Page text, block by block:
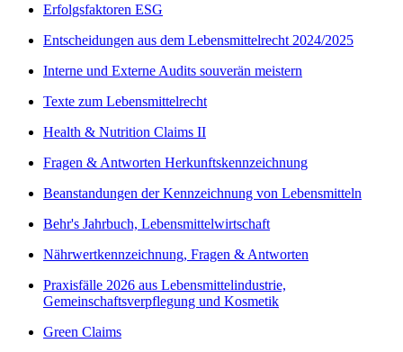
Erfolgsfaktoren ESG
Entscheidungen aus dem Lebensmittelrecht 2024/2025
Interne und Externe Audits souverän meistern
Texte zum Lebensmittelrecht
Health & Nutrition Claims II
Fragen & Antworten Herkunftskennzeichnung
Beanstandungen der Kennzeichnung von Lebensmitteln
Behr's Jahrbuch, Lebensmittelwirtschaft
Nährwertkennzeichnung, Fragen & Antworten
Praxisfälle 2026 aus Lebensmittelindustrie,
Gemeinschaftsverpflegung und Kosmetik
Green Claims